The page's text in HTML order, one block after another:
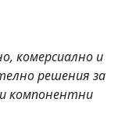
комерсиалнo и
решения за
компонентни